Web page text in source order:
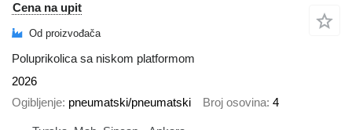
Cena na upit
Od proizvođača
Poluprikolica sa niskom platformom
2026
Ogibljenje pneumatski/pneumatski Broj osovina 4